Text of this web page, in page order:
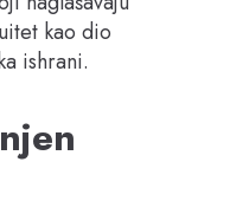
kao dio
ishrani.